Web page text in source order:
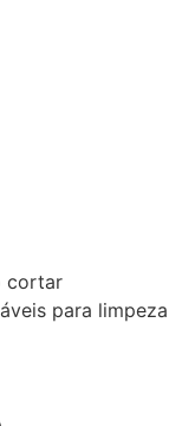
cortar
para limpeza